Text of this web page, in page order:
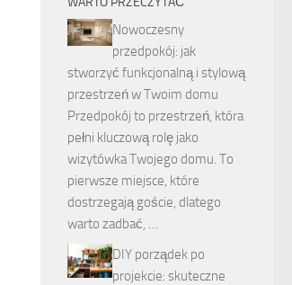
Nowoczesny
przedpokój: jak
stworzyć funkcjonalną i stylową
przestrzeń w Twoim domu
Przedpokój to przestrzeń, która
pełni kluczową rolę jako
wizytówka Twojego domu. To
pierwsze miejsce, które
dostrzegają goście, dlatego
warto zadbać, …
DIY porządek po
projekcie: skuteczne